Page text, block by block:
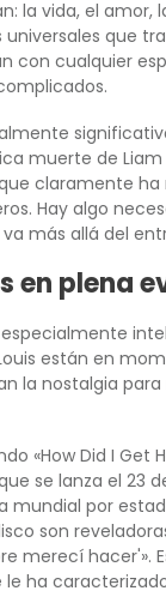
la vida, el amor,
que
con cualquier
muerte de
claramente ha
Hay algo
más allá del
en plena
están en
la nostalgia
«How Did I Get
se lanza el 23
mundial por
son
merecí hacer'».
ha